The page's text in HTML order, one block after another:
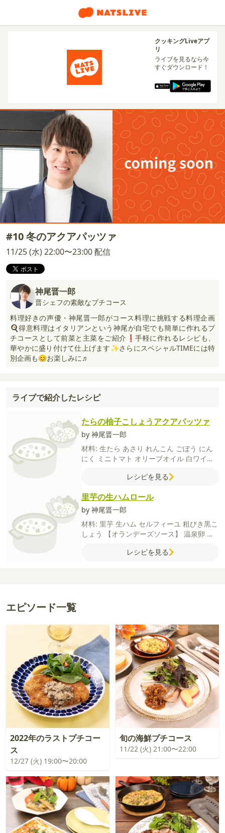
クッキングLiveアプ
リ
ライブを見るなら今
すぐダウンロード！
#10 冬のアクアパッツァ
11/25 (水) 22:00〜23:00 配信
神尾晋一郎
晋シェフの素敵なプチコース
料理好きの声優・神尾晋一郎がコース料理に挑戦する料理企画
🍳得意料理はイタリアンという神尾が自宅でも簡単に作れるプ
チコースとして前菜と主菜をご紹介❗手軽に作れるレシピも、
華やかに盛り付けて仕上げます✨さらにスペシャルTIMEには特
別企画も😊お楽しみに♬
ライブで紹介したレシピ
たらの柚子こしょうアクアパッツァ
by 神尾晋一郎
材料: 生たら あさり れんこん ごぼう にん
にく
ミニトマト オリーブオイル 白ワイン
レシピを見る
里芋の生ハムロール
by 神尾晋一郎
材料: 里芋 生ハム セルフィーユ 粗びき黒こ
しょう
【オランデーズソース】 温泉卵 マ
レシピを見る
エピソード一覧
2022年のラストプチコー
ス
12/27 (火) 19:00〜20:00
旬の海鮮プチコース
11/22 (火) 21:00〜22:00